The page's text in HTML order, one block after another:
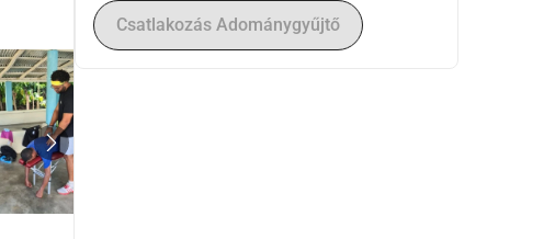
Csatlakozás Adománygyűjtő